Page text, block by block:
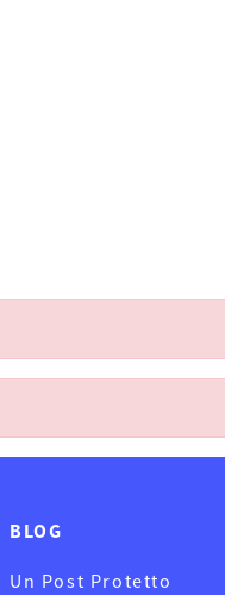
BLOG
Un Post Protetto